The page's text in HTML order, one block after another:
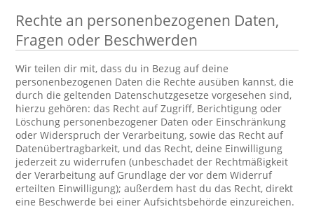
Rechte an personenbezogenen Daten,
Fragen oder Beschwerden
Wir teilen dir mit, dass du in Bezug auf deine
personenbezogenen Daten die Rechte ausüben kannst, die
durch die geltenden Datenschutzgesetze vorgesehen sind,
hierzu gehören: das Recht auf Zugriff, Berichtigung oder
Löschung personenbezogener Daten oder Einschränkung
oder Widerspruch der Verarbeitung, sowie das Recht auf
Datenübertragbarkeit, und das Recht, deine Einwilligung
jederzeit zu widerrufen (unbeschadet der Rechtmäßigkeit
der Verarbeitung auf Grundlage der vor dem Widerruf
erteilten Einwilligung); außerdem hast du das Recht, direkt
eine Beschwerde bei einer Aufsichtsbehörde einzureichen.